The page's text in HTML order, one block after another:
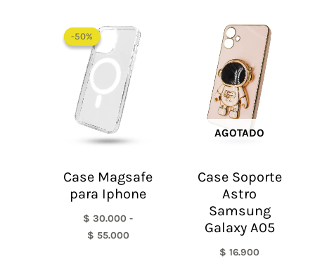
-50%
-50%
Case Magsafe
para Iphone
$ 30.000 -
$ 55.000
de
precios:
desde
$ 30.000
hasta
AGOTADO
Case Soporte
Astro
Samsung
Galaxy A05
$ 16.900